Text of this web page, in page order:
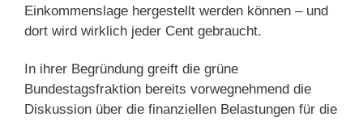
Einkommenslage hergestellt werden können – und
dort wird wirklich jeder Cent gebraucht.
In ihrer Begründung greift die grüne
Bundestagsfraktion bereits vorwegnehmend die
Diskussion über die finanziellen Belastungen für die